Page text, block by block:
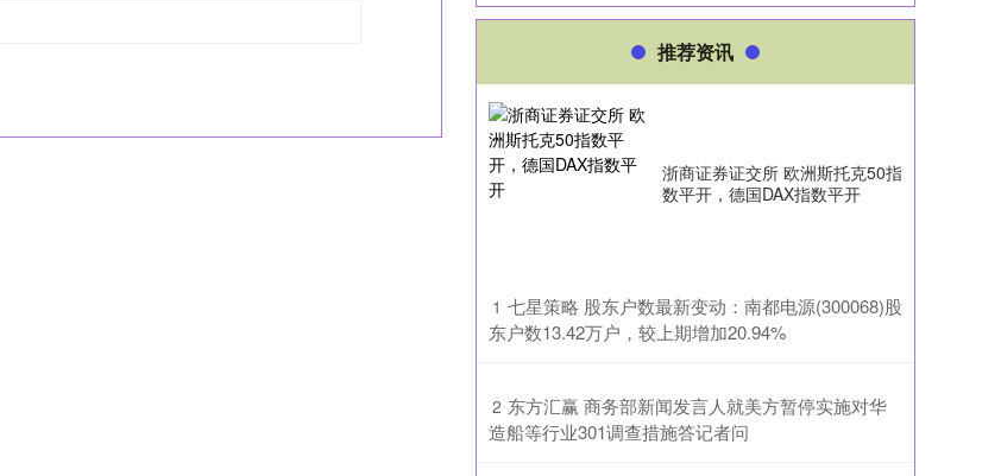
推荐资讯
浙商证券证交所 欧洲斯托克50指
数平开，德国DAX指数平开
1 ​七星策略 股东户数最新变动：南都电源(300068)股
东户数13.42万户，较上期增加20.94%
2 ​东方汇赢 商务部新闻发言人就美方暂停实施对华
造船等行业301调查措施答记者问